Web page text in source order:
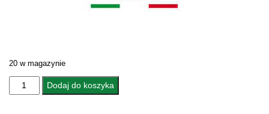
20 w magazynie
ilość
UCHWYT
Dodaj do koszyka